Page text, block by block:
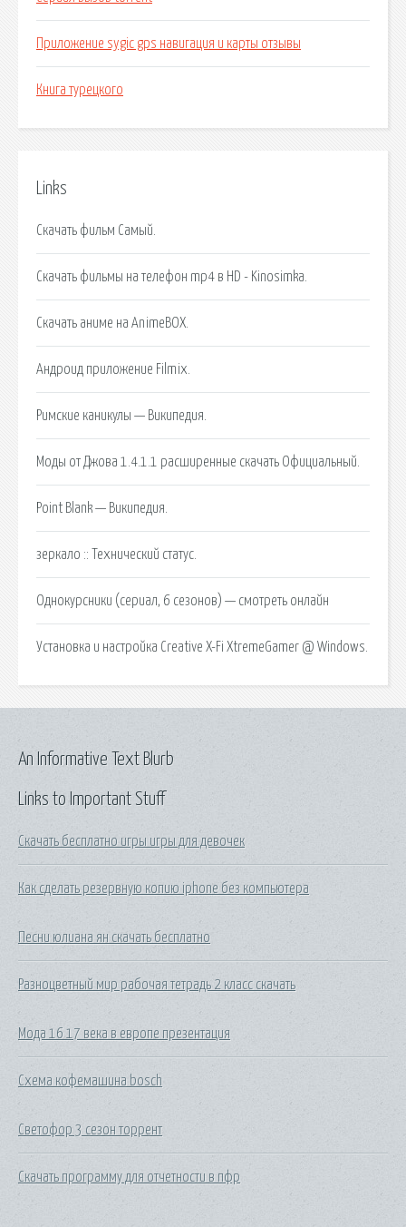
Приложение sygic gps навигация и карты отзывы
Книга турецкого
Links
Скачать фильм Самый.
Скачать фильмы на телефон mp4 в HD - Kinosimka.
Скачать аниме на AnimeBOX.
Андроид приложение Filmix.
Римские каникулы — Википедия.
Моды от Джова 1.4.1.1 расширенные скачать Официальный.
Point Blank — Википедия.
зеркало :: Технический статус.
Однокурсники (сериал, 6 сезонов) — смотреть онлайн
Установка и настройка Creative X-Fi XtremeGamer @ Windows.
Links to Important Stuff
Скачать бесплатно игры игры для девочек
Как сделать резервную копию iphone без компьютера
Песни юлиана ян скачать бесплатно
Разноцветный мир рабочая тетрадь 2 класс скачать
Мода 16 17 века в европе презентация
Схема кофемашина bosch
Светофор 3 сезон торрент
Скачать программу для отчетности в пфр
An Informative Text Blurb